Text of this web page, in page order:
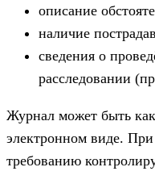
описание
наличие
сведения о
расследовании
Журнал может быть
электронном виде. При
требованию